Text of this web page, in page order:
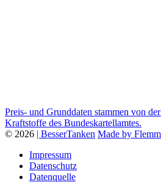
Preis- und Grunddaten stammen von
Kraftstoffe des Bundeskartellamtes.
© 2026 | BesserTanken Made by
Impressum
Datenschutz
Datenquelle